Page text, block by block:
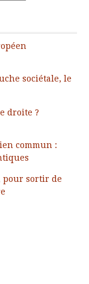
sociétale, le
droite ?
commun :
pour sortir de